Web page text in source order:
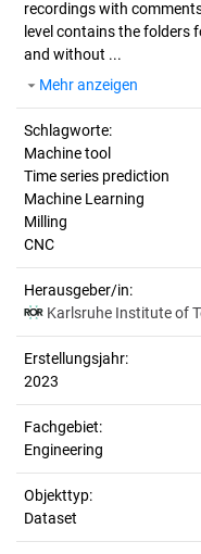
recordings with
level contains the folders
and without ...
Mehr anzeigen
Schlagworte:
Machine tool
Time series prediction
Machine Learning
Milling
CNC
Herausgeber/in:
Karlsruhe Institute of
Erstellungsjahr:
2023
Fachgebiet:
Engineering
Objekttyp:
Dataset